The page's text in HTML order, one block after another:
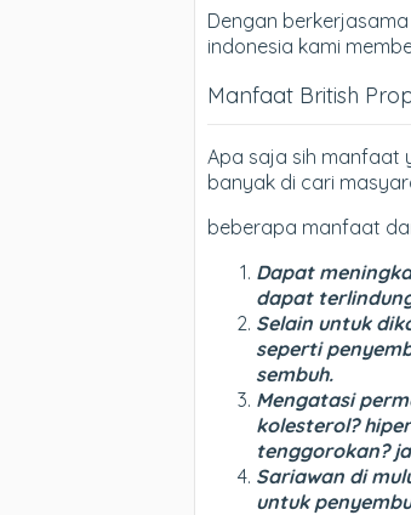
Dengan
indonesia kami
Manfaat British
Apa saja sih manfaat
banyak di cari
beberapa manfaat
Dapat
dapat
Selain untuk
seperti
sembuh.
Mengatasi
kolesterol?
tenggorokan?
Sariawan di
untuk